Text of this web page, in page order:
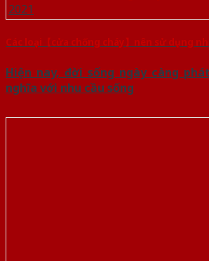
Các loại【cửa chống cháy】nên sử dụng
Hiện nay, đời sống ngày càng
nghĩa với nhu cầu sống